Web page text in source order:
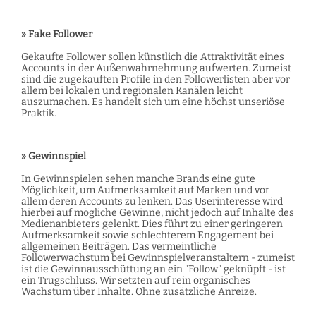
» Fake Follower
Gekaufte Follower sollen künstlich die Attraktivität eines
Accounts in der Außenwahrnehmung aufwerten. Zumeist
sind die zugekauften Profile in den Followerlisten aber vor
allem bei lokalen und regionalen Kanälen leicht
auszumachen. Es handelt sich um eine höchst unseriöse
Praktik.
» Gewinnspiel
In Gewinnspielen sehen manche Brands eine gute
Möglichkeit, um Aufmerksamkeit auf Marken und vor
allem deren Accounts zu lenken. Das Userinteresse wird
hierbei auf mögliche Gewinne, nicht jedoch auf Inhalte des
Medienanbieters gelenkt. Dies führt zu einer geringeren
Aufmerksamkeit sowie schlechterem Engagement bei
allgemeinen Beiträgen. Das vermeintliche
Followerwachstum bei Gewinnspielveranstaltern - zumeist
ist die Gewinnausschüttung an ein "Follow" geknüpft - ist
ein Trugschluss. Wir setzten auf rein organisches
Wachstum über Inhalte. Ohne zusätzliche Anreize.